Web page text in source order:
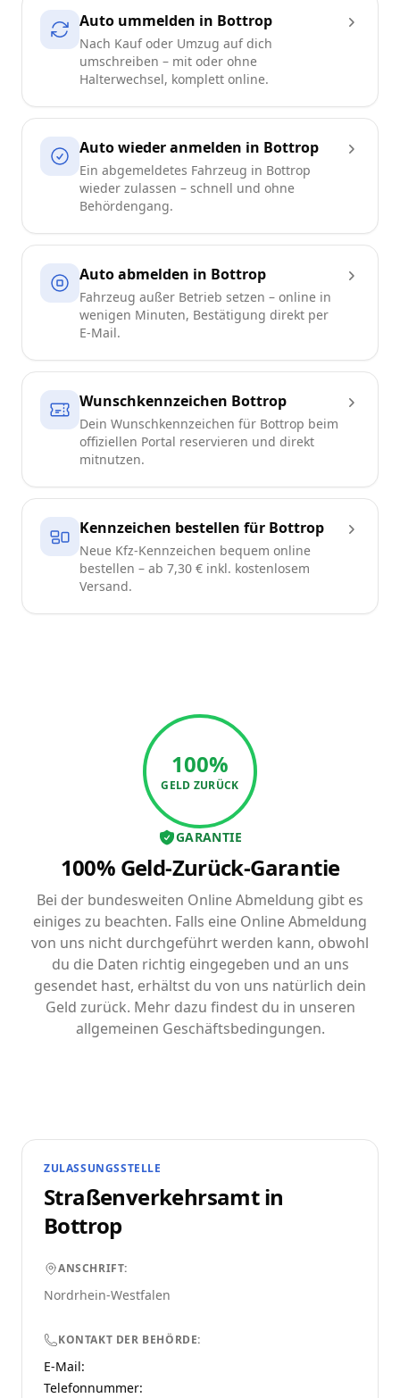
Auto ummelden in Bottrop
Nach Kauf oder Umzug auf dich
umschreiben – mit oder ohne
Halterwechsel, komplett online.
Auto wieder anmelden in Bottrop
Ein abgemeldetes Fahrzeug in Bottrop
wieder zulassen – schnell und ohne
Behördengang.
Auto abmelden in Bottrop
Fahrzeug außer Betrieb setzen – online in
wenigen Minuten, Bestätigung direkt per
E-Mail.
Wunschkennzeichen Bottrop
Dein Wunschkennzeichen für Bottrop beim
offiziellen Portal reservieren und direkt
mitnutzen.
Kennzeichen bestellen für Bottrop
Neue Kfz-Kennzeichen bequem online
bestellen – ab 7,30 € inkl. kostenlosem
Versand.
100%
GELD ZURÜCK
GARANTIE
100% Geld-Zurück-Garantie
Bei der bundesweiten Online Abmeldung gibt es
einiges zu beachten. Falls eine Online Abmeldung
von uns nicht durchgeführt werden kann, obwohl
du die Daten richtig eingegeben und an uns
gesendet hast, erhältst du von uns natürlich dein
Geld zurück. Mehr dazu findest du in unseren
allgemeinen Geschäftsbedingungen.
ZULASSUNGSSTELLE
Straßenverkehrsamt in
Bottrop
ANSCHRIFT:
Nordrhein-Westfalen
KONTAKT DER BEHÖRDE:
E-Mail:
Telefonnummer: